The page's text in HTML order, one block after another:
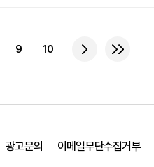
대 1만개의 분리형 항공기 모듈을 생산
수준이다. 공장이 완전히 가동되면 30
9 10
광고문의 이메일무단수집거부